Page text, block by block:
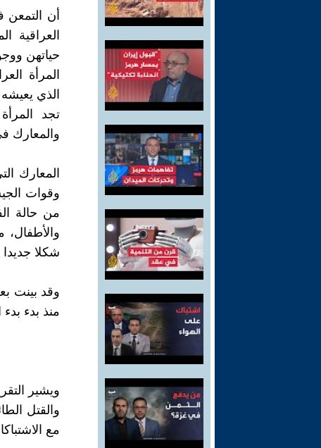
أن
العراقية
حياتهن
المرأة
الذي
تجد
والمعارك
المعارك
وقوات
من حالة
شكلا
منذ بدء
والقتل
مع